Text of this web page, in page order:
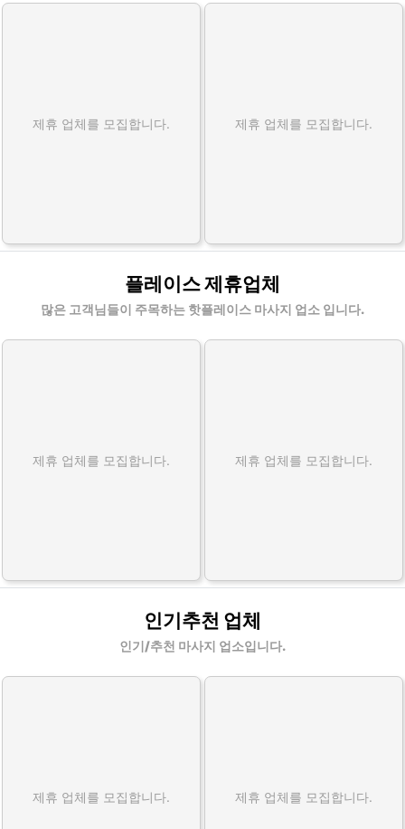
제휴 업체를 모집합니다. 제휴 업체를 모집합니다.
플레이스 제휴업체
많은 고객님들이 주목하는 핫플레이스 마사지 업소 입니다.
제휴 업체를 모집합니다. 제휴 업체를 모집합니다.
인기추천 업체
인기/추천 마사지 업소입니다.
제휴 업체를 모집합니다. 제휴 업체를 모집합니다.